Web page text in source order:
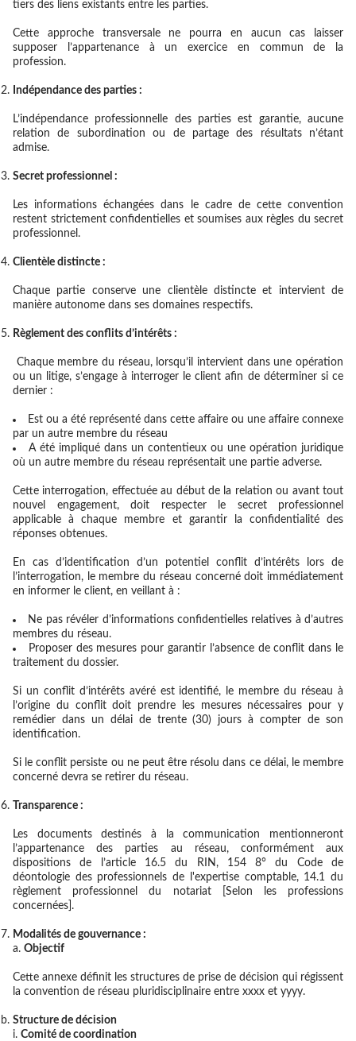
tiers des liens existants entre les parties.
Cette approche transversale ne pourra en aucun cas laisser
supposer l’appartenance à un exercice en commun de la
profession.
Indépendance des parties :
L’indépendance professionnelle des parties est garantie, aucune
relation de subordination ou de partage des résultats n’étant
admise.
Secret professionnel :
Les informations échangées dans le cadre de cette convention
restent strictement confidentielles et soumises aux règles du secret
professionnel.
Clientèle distincte :
Chaque partie conserve une clientèle distincte et intervient de
manière autonome dans ses domaines respectifs.
Règlement des conflits d’intérêts :
Chaque membre du réseau, lorsqu’il intervient dans une opération
ou un litige, s’engage à interroger le client afin de déterminer si ce
dernier :
Est ou a été représenté dans cette affaire ou une affaire connexe
par un autre membre du réseau
A été impliqué dans un contentieux ou une opération juridique
où un autre membre du réseau représentait une partie adverse.
Cette interrogation, effectuée au début de la relation ou avant tout
nouvel engagement, doit respecter le secret professionnel
applicable à chaque membre et garantir la confidentialité des
réponses obtenues.
En cas d’identification d’un potentiel conflit d’intérêts lors de
l’interrogation, le membre du réseau concerné doit immédiatement
en informer le client, en veillant à :
Ne pas révéler d’informations confidentielles relatives à d’autres
membres du réseau.
Proposer des mesures pour garantir l’absence de conflit dans le
traitement du dossier.
Si un conflit d’intérêts avéré est identifié, le membre du réseau à
l’origine du conflit doit prendre les mesures nécessaires pour y
remédier dans un délai de trente (30) jours à compter de son
identification.
Si le conflit persiste ou ne peut être résolu dans ce délai, le membre
concerné devra se retirer du réseau.
Transparence :
Les documents destinés à la communication mentionneront
l’appartenance des parties au réseau, conformément aux
dispositions de l’article 16.5 du RIN, 154 8° du Code de
déontologie des professionnels de l'expertise comptable, 14.1 du
règlement professionnel du notariat [Selon les professions
concernées].
Modalités de gouvernance :
Objectif
Cette annexe définit les structures de prise de décision qui régissent
la convention de réseau pluridisciplinaire entre xxxx et yyyy.
Structure de décision
Comité de coordination